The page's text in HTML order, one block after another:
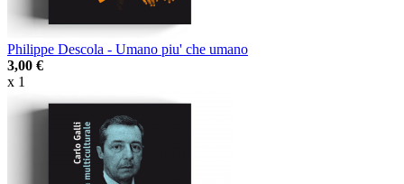
Philippe Descola - Umano piu' che umano
3,00 €
x 1